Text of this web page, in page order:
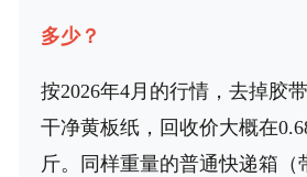
多少？
按2026年4月的行情，去掉胶
干净黄板纸，回收价大概在
斤。同样重量的普通快递箱（